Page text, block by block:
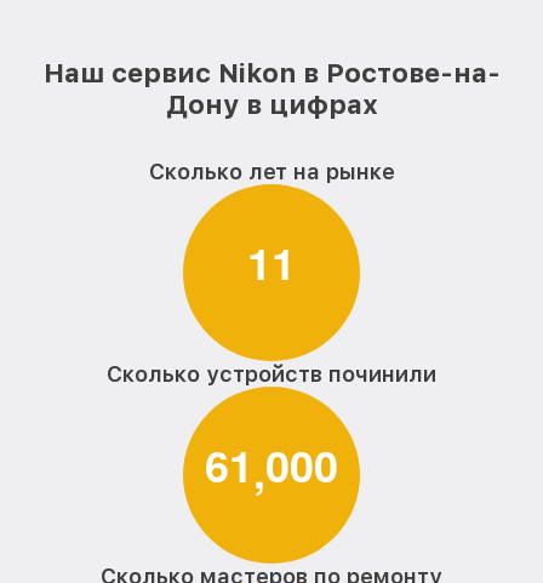
Наш сервис Nikon в Ростове-на-
Дону в цифрах
Сколько лет на рынке
11
Сколько устройств починили
61,000
Сколько мастеров по ремонту